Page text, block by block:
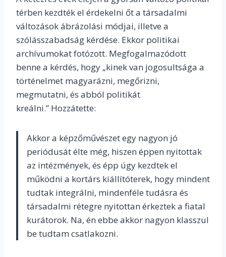
térben kezdték el érdekelni őt a társadalmi
változások ábrázolási módjai, illetve a
szólásszabadság kérdése. Ekkor politikai
archívumokat fotózott. Megfogalmazódott
benne a kérdés, hogy „kinek van jogosultsága a
történelmet magyarázni, megőrizni,
megmutatni, és abból politikát
kreálni.” Hozzátette:
Akkor a képzőművészet egy nagyon jó
periódusát élte még, hiszen éppen nyitottak
az intézmények, és épp úgy kezdtek el
működni a kortárs kiállítóterek, hogy mindent
tudtak integrálni, mindenféle tudásra és
társadalmi rétegre nyitottan érkeztek a fiatal
kurátorok. Na, én ebbe akkor nagyon klasszul
be tudtam csatlakozni.